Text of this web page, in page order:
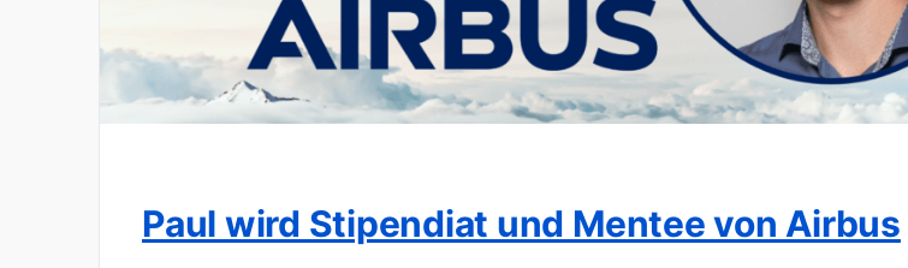
Paul wird Stipendiat und Mentee von Airbus